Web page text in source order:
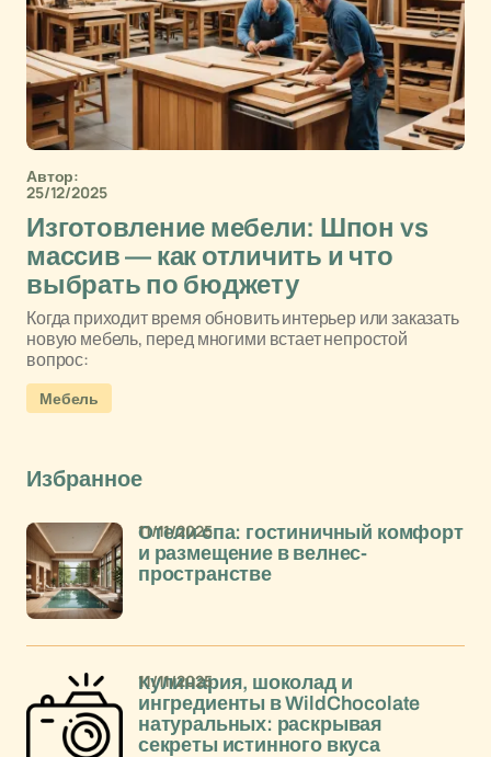
Автор:
25/12/2025
Изготовление мебели: Шпон vs
массив — как отличить и что
выбрать по бюджету
Когда приходит время обновить интерьер или заказать
новую мебель, перед многими встает непростой
вопрос:
Мебель
Избранное
Отели спа: гостиничный комфорт
и размещение в велнес-
пространстве
11/11/2025
Кулинария, шоколад и
ингредиенты в WildChocolate
натуральных: раскрывая
секреты истинного вкуса
11/11/2025